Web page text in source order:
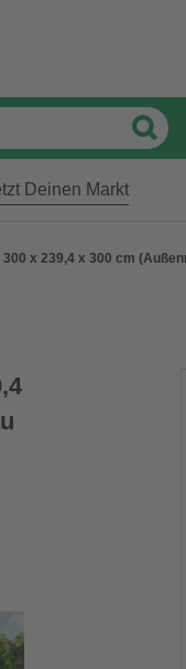
Deinen Markt
x 239,4 x 300 cm